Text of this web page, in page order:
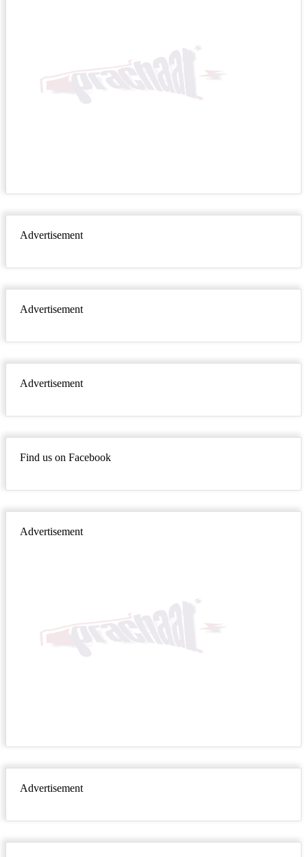
Advertisement
Advertisement
Advertisement
Find us on Facebook
Advertisement
Advertisement